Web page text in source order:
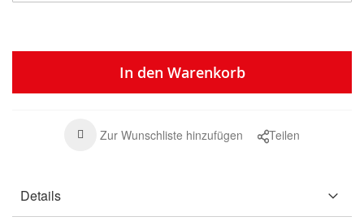
In den Warenkorb
Zur Wunschliste hinzufügen Teilen
Details